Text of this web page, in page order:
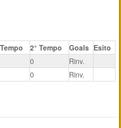
2° Tempo Goals Esito
0
Rinv.
0 Rinv.